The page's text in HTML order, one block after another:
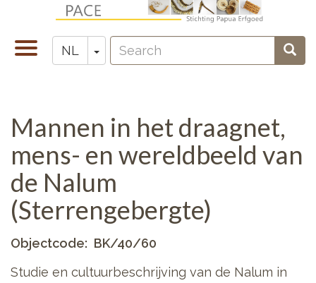
naarNavigatie
wisselen
NL Toggle Dropdown
Zoeken
Search
Mannen in het draagnet,
mens- en wereldbeeld van
de Nalum
(Sterrengebergte)
Objectcode
BK/40/60
Studie en cultuurbeschrijving van de Nalum in